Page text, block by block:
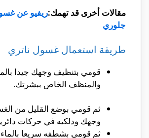
مقالات أخرى قد تهمك:ريفيو عن
جلوري
طريقة استعمال غسول ناتري
قومي بتنظيف وجهك جيدا
والمنظف الخاص ببشرتك.
ثم قومي بوضع القليل من
وجهك ودلكيه في حركات
ثم قومي بشطفه سريعا بالماء